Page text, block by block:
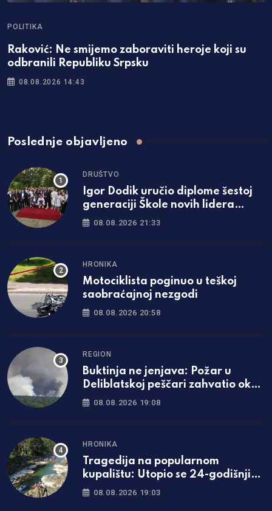
POLITIKA
Raković: Ne smijemo zaboraviti heroje koji su
odbranili Republiku Srpsku
08.08.2026 14:43
Poslednje objavljeno
DRUŠTVO
Igor Dodik uručio diplome šestoj
generaciji Škole novih lidera
SNSD-a: „Za Srpsku se najviše
08.08.2026 21:33
HRONIKA
Motociklista poginuo u teškoj
saobraćajnoj nezgodi
08.08.2026 20:58
REGION
Buktinja ne jenjava: Požar u
Deliblatskoj peščari zahvatio oko
1.500 hektara šume i niskog
08.08.2026 19:08
HRONIKA
Tragedija na popularnom
kupalištu: Utopio se 24-godišnji
mladić iz Zavidovića
08.08.2026 19:03